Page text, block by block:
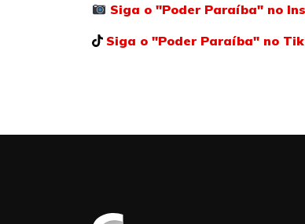
Siga o "Poder Paraíba" no
Siga o "Poder Paraíba" no